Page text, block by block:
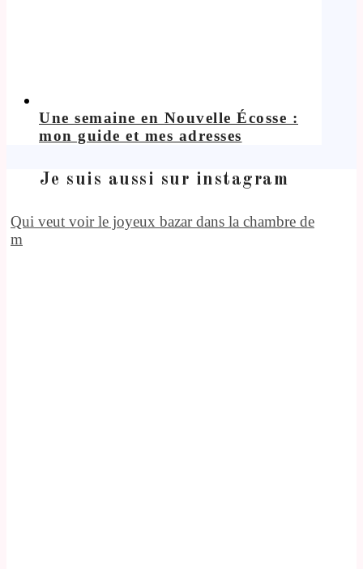
Une semaine en Nouvelle Écosse :
mon guide et mes adresses
Je suis aussi sur instagram
Qui veut voir le joyeux bazar dans la chambre de
m